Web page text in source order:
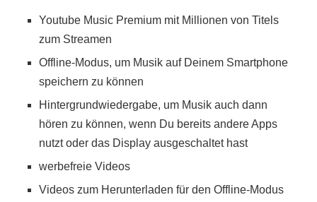
Youtube Music Premium mit Millionen von Titels
zum Streamen
Offline-Modus, um Musik auf Deinem Smartphone
speichern zu können
Hintergrundwiedergabe, um Musik auch dann
hören zu können, wenn Du bereits andere Apps
nutzt oder das Display ausgeschaltet hast
werbefreie Videos
Videos zum Herunterladen für den Offline-Modus